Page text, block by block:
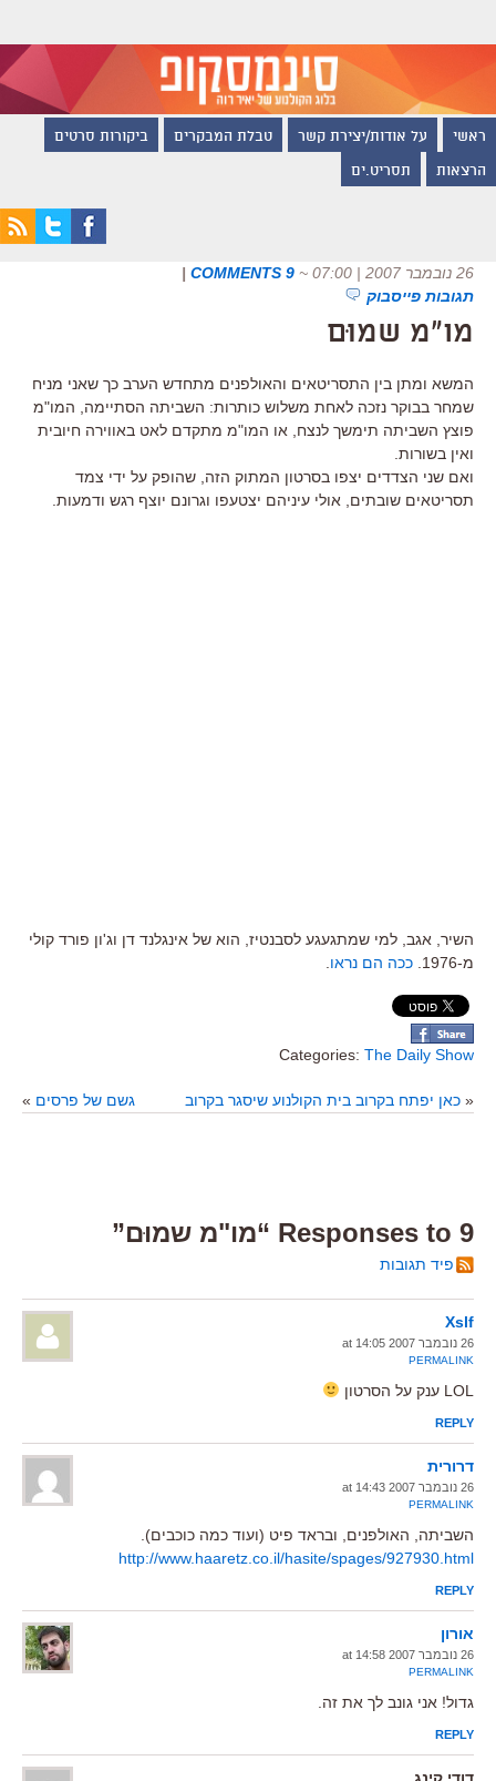
ראשי על אודות/יצירת קשר טבלת המבקרים ביקורות סרטים
הרצאות תסריט.ים
26 נובמבר 2007 | 07:00 ~
9 COMMENTS
|
תגובות פייסבוק
מו"מ שמוּם
המשא ומתן בין התסריטאים והאולפנים מתחדש הערב כך שאני מניח
שמחר בבוקר נזכה לאחת משלוש כותרות: השביתה הסתיימה, המו"מ
פוצץ השביתה תימשך לנצח, או המו"מ מתקדם לאט באווירה חיובית
ואין בשורות.
ואם שני הצדדים יצפו בסרטון המתוק הזה, שהופק על ידי צמד
תסריטאים שובתים, אולי עיניהם יצטעפו וגרונם יוצף רגש ודמעות.
השיר, אגב, למי שמתגעגע לסבנטיז, הוא של אינגלנד דן וג'ון פורד קולי
מ-1976.
ככה הם נראו
Categories: The Daily Show
« כאן יפתח בקרוב בית הקולנוע שיסגר בקרוב גשם של פרסים »
9 Responses to “מו"מ שמוּם”
פיד תגובות
Xslf
26 נובמבר 2007 at 14:05
PERMALINK
LOL ענק על הסרטון
REPLY
דרורית
26 נובמבר 2007 at 14:43
PERMALINK
השביתה, האולפנים, ובראד פיט (ועוד כמה כוכבים).
http://www.haaretz.co.il/hasite/spages/927930.html
REPLY
אורון
26 נובמבר 2007 at 14:58
PERMALINK
גדול! אני גונב לך את זה.
REPLY